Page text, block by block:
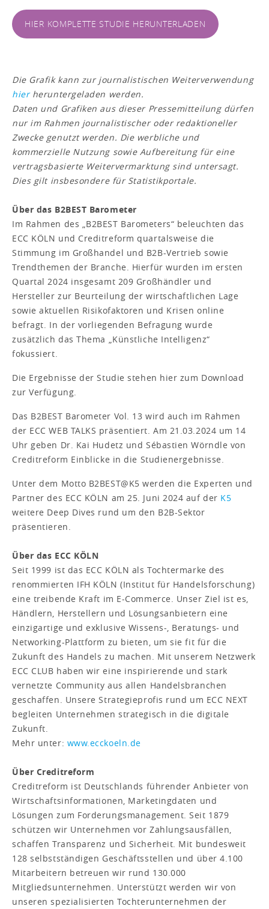
HIER KOMPLETTE STUDIE HERUNTERLADEN
Die Grafik kann zur journalistischen Weiterverwendung
hierheruntergeladen werden.
Daten und Grafiken aus dieser Pressemitteilung dürfen
nur im Rahmen journalistischer oder redaktioneller
Zwecke genutzt werden. Die werbliche und
kommerzielle Nutzung sowie Aufbereitung für eine
vertragsbasierte Weitervermarktung sind untersagt.
Dies gilt insbesondere für Statistikportale.
Über das B2BEST Barometer
Im Rahmen des „B2BEST Barometers“ beleuchten das
ECC KÖLN und Creditreform quartalsweise die
Stimmung im Großhandel und B2B-Vertrieb sowie
Trendthemen der Branche. Hierfür wurden im ersten
Quartal 2024 insgesamt 209 Großhändler und
Hersteller zur Beurteilung der wirtschaftlichen Lage
sowie aktuellen Risikofaktoren und Krisen online
befragt. In der vorliegenden Befragung wurde
zusätzlich das Thema „Künstliche Intelligenz“
fokussiert.
Die Ergebnisse der Studie stehen hier zum Download
zur Verfügung.
Das B2BEST Barometer Vol. 13 wird auch im Rahmen
der ECC WEB TALKS präsentiert. Am 21.03.2024 um 14
Uhr geben Dr. Kai Hudetz und Sébastien Wörndle von
Creditreform Einblicke in die Studienergebnisse.
Unter dem Motto B2BEST@K5 werden die Experten und
Partner des ECC KÖLN am 25. Juni 2024 auf der K5
weitere Deep Dives rund um den B2B-Sektor
präsentieren.
Über das ECC KÖLN
Seit 1999 ist das ECC KÖLN als Tochtermarke des
renommierten IFH KÖLN (Institut für Handelsforschung)
eine treibende Kraft im E-Commerce. Unser Ziel ist es,
Händlern, Herstellern und Lösungsanbietern eine
einzigartige und exklusive Wissens-, Beratungs- und
Networking-Plattform zu bieten, um sie fit für die
Zukunft des Handels zu machen. Mit unserem Netzwerk
ECC CLUB haben wir eine inspirierende und stark
vernetzte Community aus allen Handelsbranchen
geschaffen. Unsere Strategieprofis rund um ECC NEXT
begleiten Unternehmen strategisch in die digitale
Zukunft.
Mehr unter: www.ecckoeln.de
Über Creditreform
Creditreform ist Deutschlands führender Anbieter von
Wirtschaftsinformationen, Marketingdaten und
Lösungen zum Forderungsmanagement. Seit 1879
schützen wir Unternehmen vor Zahlungsausfällen,
schaffen Transparenz und Sicherheit. Mit bundesweit
128 selbstständigen Geschäftsstellen und über 4.100
Mitarbeitern betreuen wir rund 130.000
Mitgliedsunternehmen. Unterstützt werden wir von
unseren spezialisierten Tochterunternehmen der